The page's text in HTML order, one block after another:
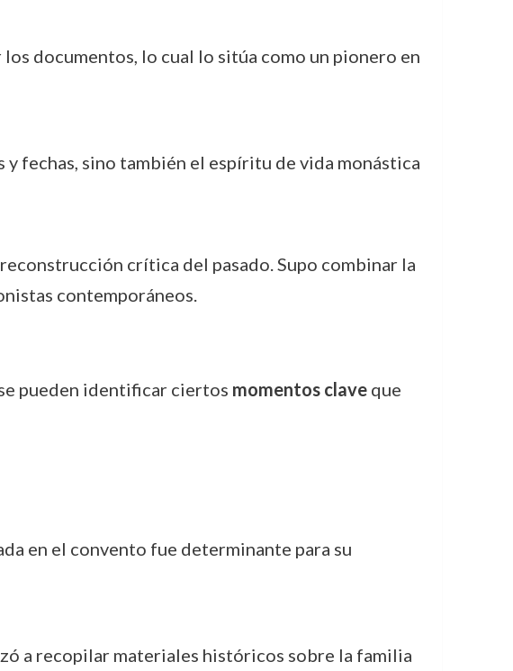
documentos, lo cual lo sitúa como un pionero en
y fechas, sino también el espíritu de vida monástica
crítica del pasado. Supo combinar la
contemporáneos.
pueden identificar ciertos momentos claveque
en el convento fue determinante para su
a recopilar materiales históricos sobre la familia